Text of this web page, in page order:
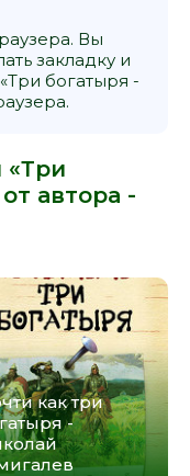
Вы
закладку и
богатыря -
«Три
автора -
как три
-